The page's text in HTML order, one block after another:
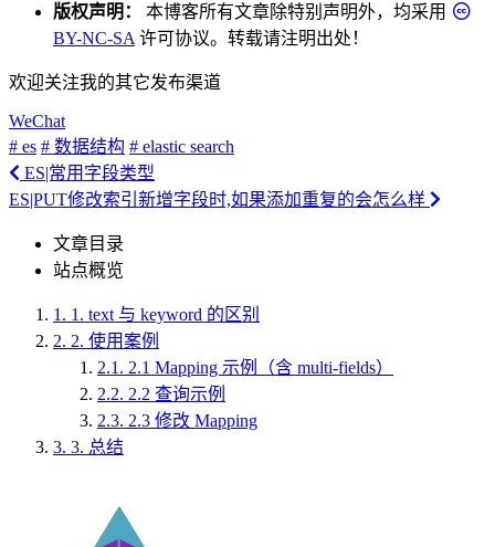
版权声明： 本博客所有文章除特别声明外，均采用
BY-NC-SA 许可协议。转载请注明出处！
欢迎关注我的其它发布渠道
WeChat
# es # 数据结构 # elastic search
ES|常用字段类型
ES|PUT修改索引新增字段时,如果添加重复的会怎么样
文章目录
站点概览
1. 1. text 与 keyword 的区别
2. 2. 使用案例
2.1. 2.1 Mapping 示例（含 multi-fields）
2.2. 2.2 查询示例
2.3. 2.3 修改 Mapping
3. 3. 总结